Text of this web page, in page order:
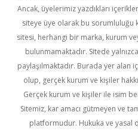
Ancak, üyelerimiz yazdıkları
siteye üye olarak bu sorumluluğu
sitesi, herhangi bir marka, kurum
bulunmamaktadır. Sitede
paylaşılmaktadır. Burada yer alan
olup, gerçek kurum ve kişiler
Gerçek kurum ve kişiler ile isim
Sitemiz, kar amacı gütmeyen ve
platformudur. Hukuka ve yasal